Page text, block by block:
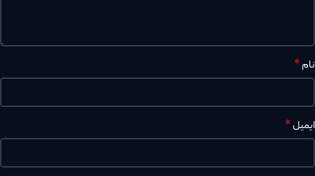
نام*
ایمیل*